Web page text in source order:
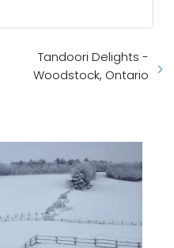
Tandoori Delights -
Woodstock, Ontario